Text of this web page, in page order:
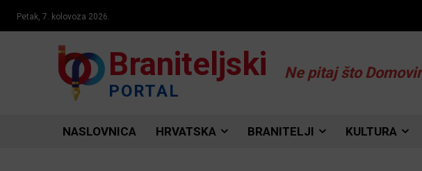
Petak, 7. kolovoza 2026.
Braniteljski
PORTAL
Ne pitaj što
NASLOVNICA HRVATSKA BRANITELJI KULTURA